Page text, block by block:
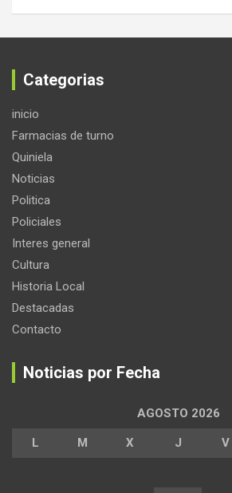
Categorias
inicio
Farmacias de turno
Quiniela
Noticias
Politica
Policiales
Interes general
Cultura
Historia Local
Destacadas
Contacto
Noticias por Fecha
AGOSTO 2026
L M X J V